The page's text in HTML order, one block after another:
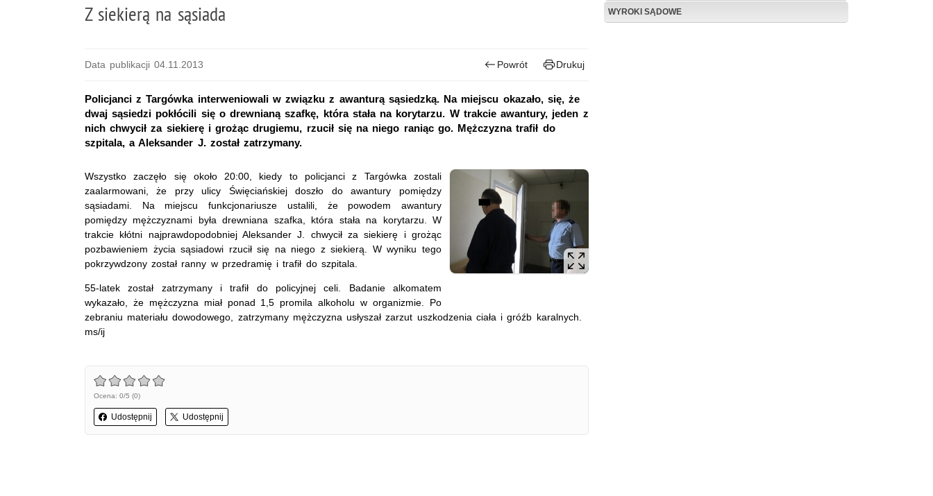
Z siekierą na sąsiada
Data publikacji 04.11.2013 Powrót Drukuj
Policjanci z Targówka interweniowali w związku z awanturą sąsiedzką. Na miejscu okazało, się, że
dwaj sąsiedzi pokłócili się o drewnianą szafkę, która stała na korytarzu. W trakcie awantury, jeden z
nich chwycił za siekierę i grożąc drugiemu, rzucił się na niego raniąc go. Mężczyzna trafił do
szpitala, a Aleksander J. został zatrzymany.
Wszystko zaczęło się około 20:00, kiedy to policjanci z Targówka zostali
zaalarmowani, że przy ulicy Święciańskiej doszło do awantury pomiędzy
sąsiadami. Na miejscu funkcjonariusze ustalili, że powodem awantury
pomiędzy mężczyznami była drewniana szafka, która stała na korytarzu. W
trakcie kłótni najprawdopodobniej Aleksander J. chwycił za siekierę i grożąc
pozbawieniem życia sąsiadowi rzucił się na niego z siekierą. W wyniku tego
pokrzywdzony został ranny w przedramię i trafił do szpitala.
55-latek został zatrzymany i trafił do policyjnej celi. Badanie alkomatem
wykazało, że mężczyzna miał ponad 1,5 promila alkoholu w organizmie. Po
zebraniu materiału dowodowego, zatrzymany mężczyzna usłyszał zarzut uszkodzenia ciała i gróźb karalnych.
ms/ij
Ocena: 0/5 (0)
Udostępnij Udostępnij
WYROKI SĄDOWE